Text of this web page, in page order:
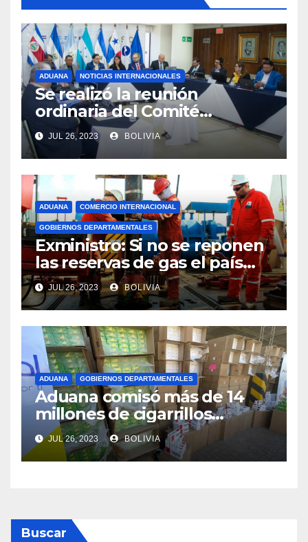
ADUANA NOTICIAS INTERNACIONALES
Se realizó la reunión
ordinaria del Comité
Aduanero Centroamericano
JUL 26, 2023 BOLIVIA
ADUANA COMERCIO INTERNACIONAL
GOBIERNOS DEPARTAMENTALES
Exministro: Si no se reponen
las reservas de gas el país
comenzará a importar con un
millonario presupuesto
JUL 26, 2023 BOLIVIA
ADUANA GOBIERNOS DEPARTAMENTALES
Aduana comisó más de 14
millones de cigarrillos
valuados en Bs 700.000
JUL 26, 2023 BOLIVIA
Buscar